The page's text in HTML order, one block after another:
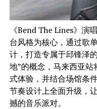
《Bend The Lines》演
台风格为核心，通过歌
计，打造专属于邱锋泽
地”的概念，马来西亚
式体验，并结合场馆条
节奏设计上全面升级，
撼的音乐派对。